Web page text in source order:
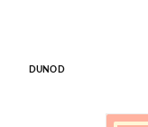
DUNOD